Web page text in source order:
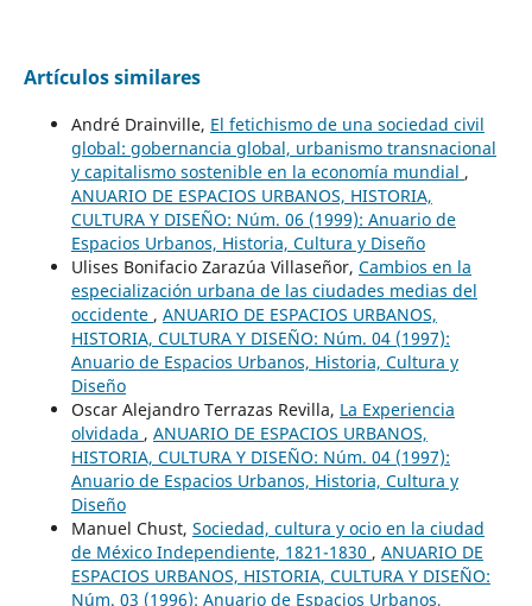
Artículos similares
André Drainville, El fetichismo de una sociedad civil
global: gobernancia global, urbanismo transnacional
y capitalismo sostenible en la economía mundial ,
ANUARIO DE ESPACIOS URBANOS, HISTORIA,
CULTURA Y DISEÑO: Núm. 06 (1999): Anuario de
Espacios Urbanos, Historia, Cultura y Diseño
Ulises Bonifacio Zarazúa Villaseñor, Cambios en la
especialización urbana de las ciudades medias del
occidente , ANUARIO DE ESPACIOS URBANOS,
HISTORIA, CULTURA Y DISEÑO: Núm. 04 (1997):
Anuario de Espacios Urbanos, Historia, Cultura y
Diseño
Oscar Alejandro Terrazas Revilla, La Experiencia
olvidada , ANUARIO DE ESPACIOS URBANOS,
HISTORIA, CULTURA Y DISEÑO: Núm. 04 (1997):
Anuario de Espacios Urbanos, Historia, Cultura y
Diseño
Manuel Chust, Sociedad, cultura y ocio en la ciudad
de México Independiente, 1821-1830 , ANUARIO DE
ESPACIOS URBANOS, HISTORIA, CULTURA Y DISEÑO:
Núm. 03 (1996): Anuario de Espacios Urbanos,